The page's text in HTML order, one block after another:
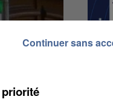
Continuer sans